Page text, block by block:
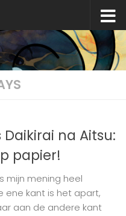
na Aitsu:
papier!
mijn mening heel
ene kant is het apart,
aan de andere kant